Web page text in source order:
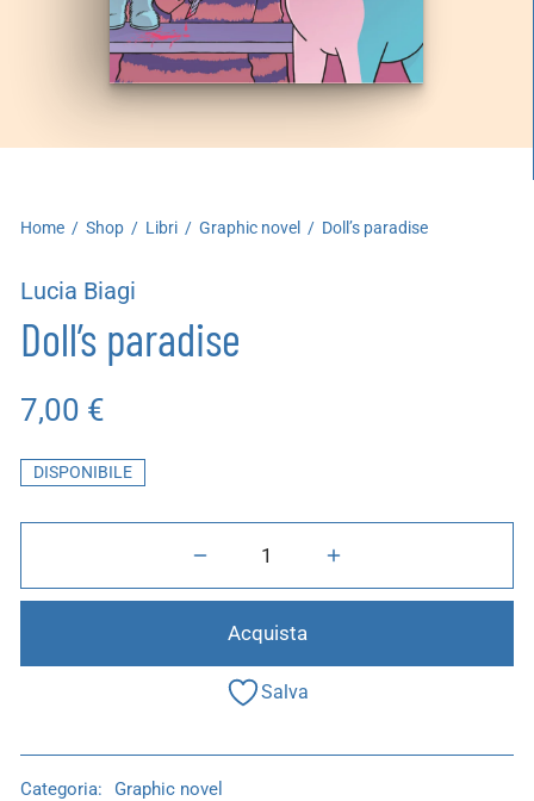
Home / Shop / Libri / Graphic novel / Doll’s paradise
Lucia Biagi
Doll’s paradise
7,00 €
DISPONIBILE
Acquista
Salva
Categoria: Graphic novel